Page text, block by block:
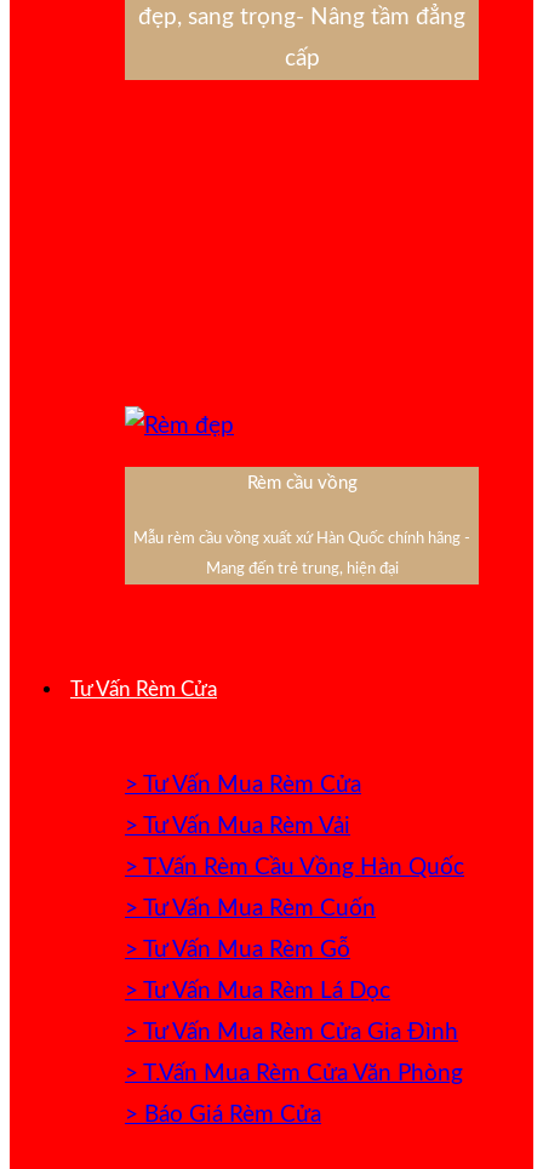
đẹp, sang trọng- Nâng tầm đẳng
cấp
Rèm cầu vồng
Mẫu rèm cầu vồng xuất xứ Hàn Quốc chính hãng -
Mang đến trẻ trung, hiện đại
Tư Vấn Rèm Cửa
> Tư Vấn Mua Rèm Cửa
> Tư Vấn Mua Rèm Vải
> T.Vấn Rèm Cầu Vồng Hàn Quốc
> Tư Vấn Mua Rèm Cuốn
> Tư Vấn Mua Rèm Gỗ
> Tư Vấn Mua Rèm Lá Dọc
> Tư Vấn Mua Rèm Cửa Gia Đình
> T.Vấn Mua Rèm Cửa Văn Phòng
> Báo Giá Rèm Cửa